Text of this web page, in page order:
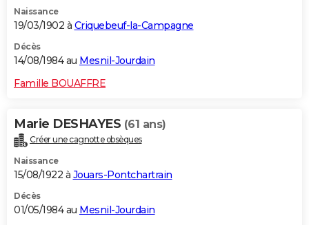
Naissance
19/03/1902 à Criquebeuf-la-Campagne
Décès
14/08/1984 au Mesnil-Jourdain
Famille BOUAFFRE
Marie DESHAYES (61 ans)
Créer une cagnotte obsèques
Naissance
15/08/1922 à Jouars-Pontchartrain
Décès
01/05/1984 au Mesnil-Jourdain